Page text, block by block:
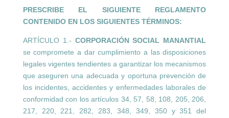
PRESCRIBE EL SIGUIENTE REGLAMENTO
CONTENIDO EN LOS SIGUIENTES TÉRMINOS:
ARTÍCULO 1.- CORPORACIÓN SOCIAL MANANTIAL
se compromete a dar cumplimiento a las disposiciones
legales vigentes tendientes a garantizar los mecanismos
que aseguren una adecuada y oportuna prevención de
los incidentes, accidentes y enfermedades laborales de
conformidad con los artículos 34, 57, 58, 108, 205, 206,
217, 220, 221, 282, 283, 348, 349, 350 y 351 del